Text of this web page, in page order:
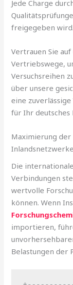
Jede Charge
freigegeben wird.
Vertrauen Sie
Vertriebswege,
Versuchsreihen
über unsere
eine
für Ihr deutsches
Maximierung der
Die
Verbindungen
wertvolle
können. Wenn
importieren,
Belastungen der